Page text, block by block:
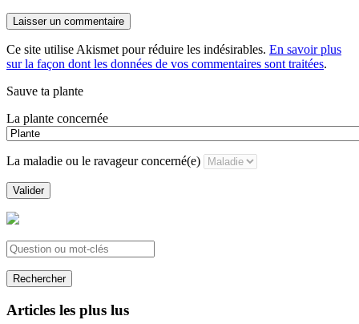
Ce site utilise Akismet pour réduire les indésirables. En savoir plus
sur la façon dont les données de vos commentaires sont traitées.
Sauve ta plante
La plante concernée
La maladie ou le ravageur concerné(e)
Valider
Rechercher
Articles les plus lus